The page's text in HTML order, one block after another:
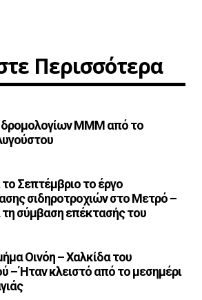
Περισσότερα
ΜΜΜ από το
το Σεπτέμβριο το έργο
σιδηροτροχιών στο Μετρό –
τη σύμβαση επέκτασής του
Οινόη – Χαλκίδα του
– Ήταν κλειστό από το μεσημέρι